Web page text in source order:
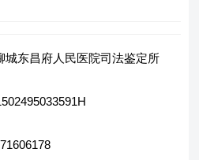
城东昌府人民医院司法鉴定所